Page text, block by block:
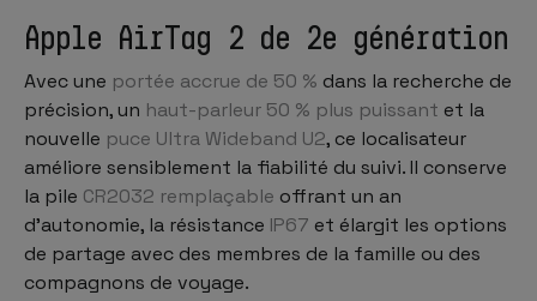
Apple AirTag 2 de 2e génération
Avec une portée accrue de 50 % dans la recherche de
précision, un haut-parleur 50 % plus puissant et la
nouvelle puce Ultra Wideband U2, ce localisateur
améliore sensiblement la fiabilité du suivi. Il conserve
la pile CR2032 remplaçable offrant un an
d’autonomie, la résistance IP67 et élargit les options
de partage avec des membres de la famille ou des
compagnons de voyage.